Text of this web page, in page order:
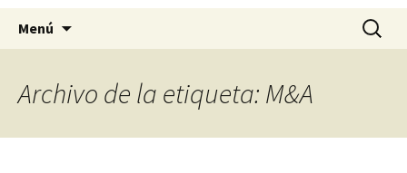
Menú Buscar:
Archivo de la etiqueta: M&A